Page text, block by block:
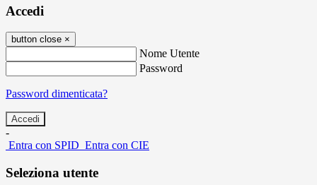
Accedi
button close ×
Nome Utente
Password
Password dimenticata?
-
Entra con SPID Entra con CIE
Seleziona utente